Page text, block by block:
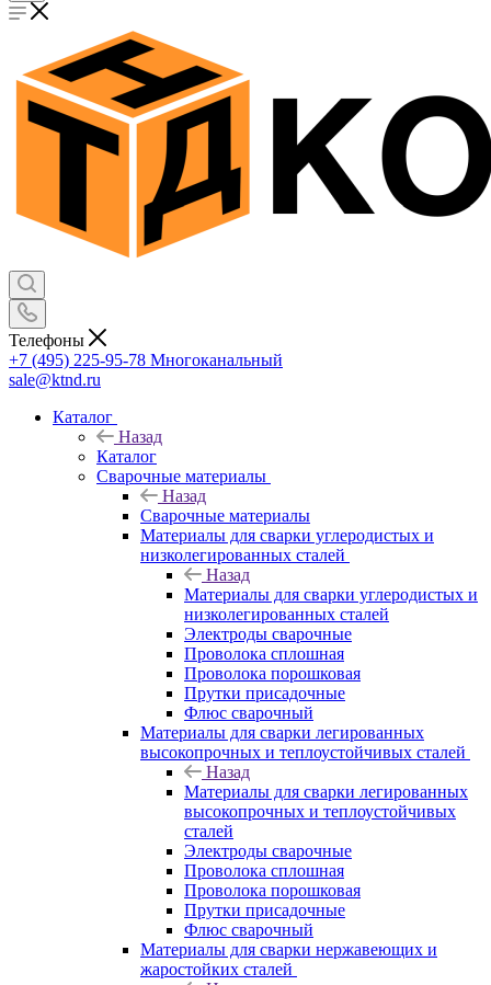
Телефоны
+7 (495) 225-95-78 Многоканальный
sale@ktnd.ru
Каталог
Назад
Каталог
Сварочные материалы
Назад
Сварочные материалы
Материалы для сварки углеродистых и
низколегированных сталей
Назад
Материалы для сварки углеродистых и
низколегированных сталей
Электроды сварочные
Проволока сплошная
Проволока порошковая
Прутки присадочные
Флюс сварочный
Материалы для сварки легированных
высокопрочных и теплоустойчивых сталей
Назад
Материалы для сварки легированных
высокопрочных и теплоустойчивых
сталей
Электроды сварочные
Проволока сплошная
Проволока порошковая
Прутки присадочные
Флюс сварочный
Материалы для сварки нержавеющих и
жаростойких сталей